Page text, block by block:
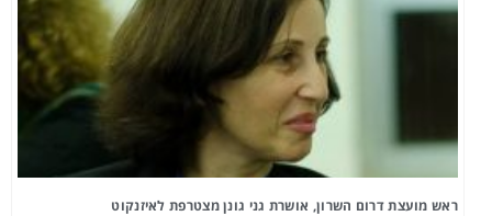
ראש מועצת דרום השרון, אושרת גני גונן מצטרפת לאיזנקוט